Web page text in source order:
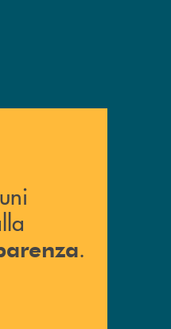
? Vai alla pagina della
.